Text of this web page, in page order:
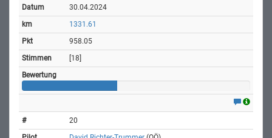
30.04.2024
1331.61
958.05
[18]
20